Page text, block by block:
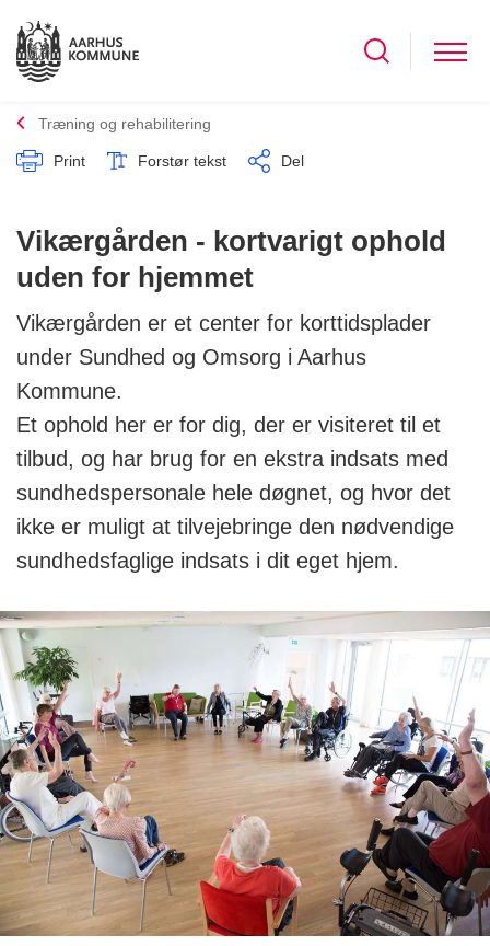
Træning og rehabilitering
Print Forstør tekst Del
Vikærgården - kortvarigt ophold
uden for hjemmet
Vikærgården er et center for korttidsplader
under Sundhed og Omsorg i Aarhus
Kommune.
Et ophold her er for dig, der er visiteret til et
tilbud, og har brug for en ekstra indsats med
sundhedspersonale hele døgnet, og hvor det
ikke er muligt at tilvejebringe den nødvendige
sundhedsfaglige indsats i dit eget hjem.